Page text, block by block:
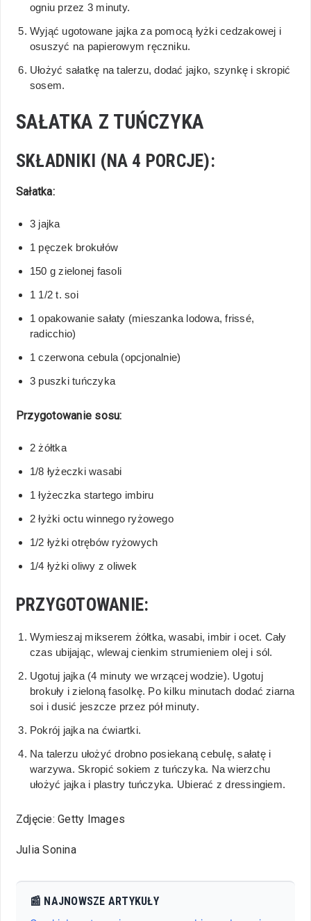
ogniu przez 3 minuty.
Wyjąć ugotowane jajka za pomocą łyżki cedzakowej i
osuszyć na papierowym ręczniku.
Ułożyć sałatkę na talerzu, dodać jajko, szynkę i skropić
sosem.
SAŁATKA Z TUŃCZYKA
SKŁADNIKI (NA 4 PORCJE):
Sałatka:
3 jajka
1 pęczek brokułów
150 g zielonej fasoli
1 1/2 t. soi
1 opakowanie sałaty (mieszanka lodowa, frissé,
radicchio)
1 czerwona cebula (opcjonalnie)
3 puszki tuńczyka
Przygotowanie sosu:
2 żółtka
1/8 łyżeczki wasabi
1 łyżeczka startego imbiru
2 łyżki octu winnego ryżowego
1/2 łyżki otrębów ryżowych
1/4 łyżki oliwy z oliwek
PRZYGOTOWANIE:
Wymieszaj mikserem żółtka, wasabi, imbir i ocet. Cały
czas ubijając, wlewaj cienkim strumieniem olej i sól.
Ugotuj jajka (4 minuty we wrzącej wodzie). Ugotuj
brokuły i zieloną fasolkę. Po kilku minutach dodać ziarna
soi i dusić jeszcze przez pół minuty.
Pokrój jajka na ćwiartki.
Na talerzu ułożyć drobno posiekaną cebulę, sałatę i
warzywa. Skropić sokiem z tuńczyka. Na wierzchu
ułożyć jajka i plastry tuńczyka. Ubierać z dressingiem.
Zdjęcie: Getty Images
Julia Sonina
📰 NAJNOWSZE ARTYKUŁY